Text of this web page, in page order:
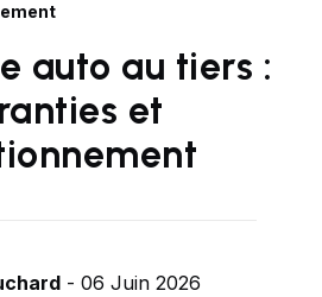
auto au tiers :
et
- 06 Juin 2026